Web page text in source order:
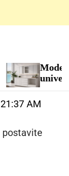
Moderna
univera
21:37 AM